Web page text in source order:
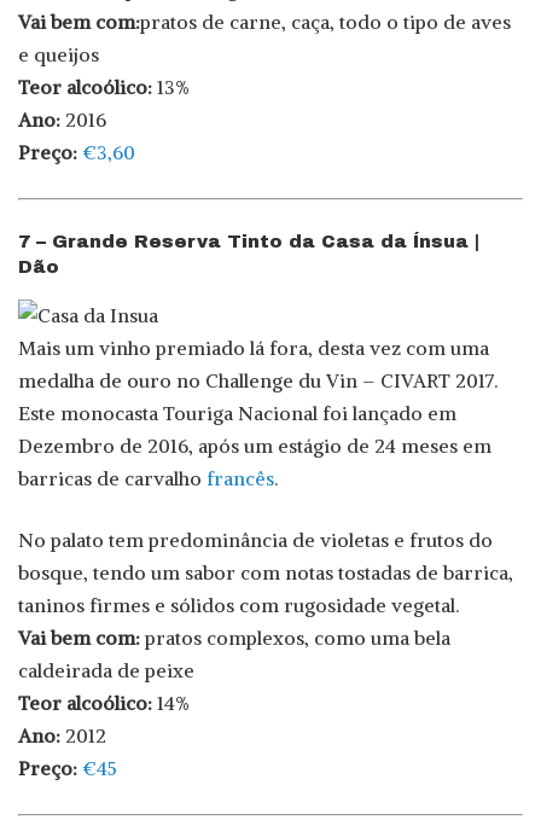
Vai bem com:pratos de carne, caça, todo o tipo de aves
e queijos
Teor alcoólico: 13%
Ano: 2016
Preço: €3,60
7 – Grande Reserva Tinto da Casa da Ínsua |
Dão
Mais um vinho premiado lá fora, desta vez com uma
medalha de ouro no Challenge du Vin – CIVART 2017.
Este monocasta Touriga Nacional foi lançado em
Dezembro de 2016, após um estágio de 24 meses em
barricas de carvalho francês.
No palato tem predominância de violetas e frutos do
bosque, tendo um sabor com notas tostadas de barrica,
taninos firmes e sólidos com rugosidade vegetal.
Vai bem com:pratos complexos, como uma bela
caldeirada de peixe
Teor alcoólico: 14%
Ano: 2012
Preço: €45